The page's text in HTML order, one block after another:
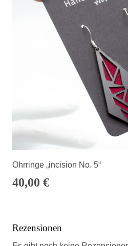
Ohrringe „incision No. 5“
40,00 €
Rezensionen